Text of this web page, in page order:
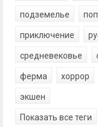
подземелье
приключение
средневековье
ферма хоррор
экшен
Показать все теги